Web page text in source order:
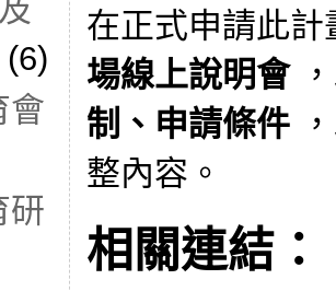
(6)
會
研
在正式申請此
場線上說明會，
制、申請條件，
整內容。
相關連結：